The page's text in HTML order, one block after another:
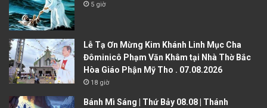
5 giờ
Lễ Tạ Ơn Mừng Kim Khánh Linh Mục Cha
Đôminicô Phạm Văn Khâm tại Nhà Thờ Bắc
Hòa Giáo Phận Mỹ Tho . 07.08.2026
18 giờ
Bánh Mì Sáng | Thứ Bảy 08.08 | Thánh